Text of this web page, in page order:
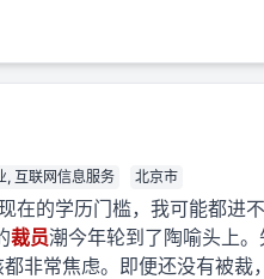
, 互联网信息服务 北京市
在的学历门槛，我可能都进
裁员潮今年轮到了陶喻头上。
非常焦虑。即便还没有被裁